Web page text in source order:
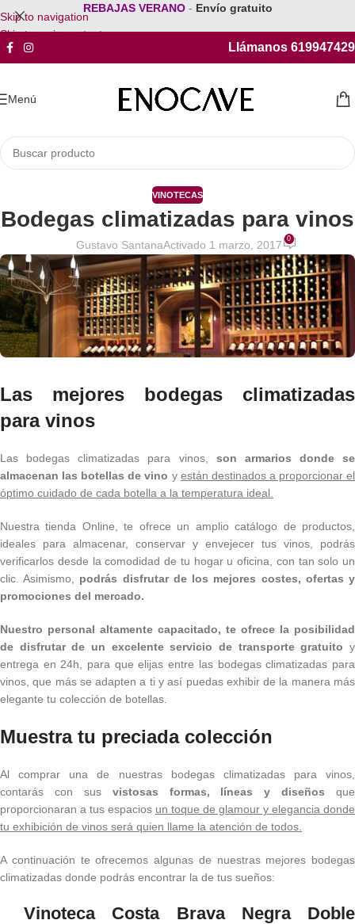
Skip to navigation
Skip to main content
REBAJAS VERANO - Envío gratuito
Llámanos 619947429
Menú
VINOTECAS
Bodegas climatizadas para vinos
Gustavo SantanaActivado 1 marzo, 2017 0
Las mejores bodegas climatizadas
para vinos
Las bodegas climatizadas para vinos, son armarios donde se
almacenan las botellas de vino y están destinados a proporcionar el
óptimo cuidado de cada botella a la temperatura ideal.
Nuestra tienda Online, te ofrece un amplio catálogo de productos,
ideales para almacenar, conservar y envejecer tus vinos, podrás
verificarlos desde la comodidad de tu hogar u oficina, con tan solo un
clic. Asimismo, podrás disfrutar de los mejores costes, ofertas y
promociones del mercado.
Nuestro personal altamente capacitado, te ofrece la posibilidad
de disfrutar de un excelente servicio de transporte gratuito y
entrega en 24h, para que elijas entre las bodegas climatizadas para
vinos, que más se adapten a ti y así puedas exhibir de la manera más
elegante tu colección de botellas.
Muestra tu preciada colección
Al comprar una de nuestras bodegas climatizadas para vinos,
contarás con sus vistosas formas, líneas y diseños que
proporcionaran a tus espacios un toque de glamour y elegancia donde
tu exhibición de vinos será quien llame la atención de todos.
A continuación te ofrecemos algunas de nuestras mejores bodegas
climatizadas donde podrás encontrar la de tus sueños:
Vinoteca Costa Brava Negra Doble